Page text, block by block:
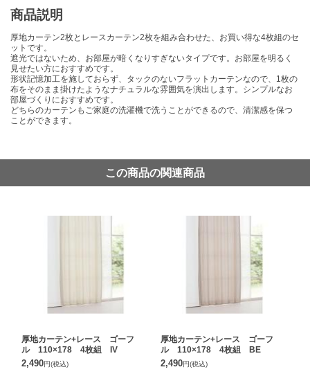
商品説明
厚地カーテン2枚とレースカーテン2枚を組み合わせた、お買い得な4枚組のセ
ットです。
遮光ではないため、お部屋が暗くなりすぎないタイプです。お部屋を明るく
見せたい方におすすめです。
形状記憶加工を施しておらず、タックのないフラットカーテンなので、1枚の
布をそのまま掛けたようなナチュラルな雰囲気を演出します。シンプルなお
部屋づくりにおすすめです。
どちらのカーテンもご家庭の洗濯機で洗うことができるので、清潔感を保つ
ことができます。
この商品の関連商品
厚地カーテン+レース ゴーフ
ル 110×178 4枚組 IV
2,490円(税込)
厚地カーテン+レース ゴーフ
ル 110×178 4枚組 BE
2,490円(税込)